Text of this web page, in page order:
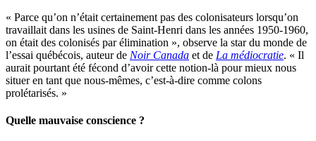
« Parce qu’on n’était certainement pas des colonisateurs lorsqu’on
travaillait dans les usines de Saint-Henri dans les années 1950-1960,
on était des colonisés par élimination », observe la star du monde de
l’essai québécois, auteur de Noir Canada et de La médiocratie. « Il
aurait pourtant été fécond d’avoir cette notion-là pour mieux nous
situer en tant que nous-mêmes, c’est-à-dire comme colons
prolétarisés. »
Quelle mauvaise conscience ?